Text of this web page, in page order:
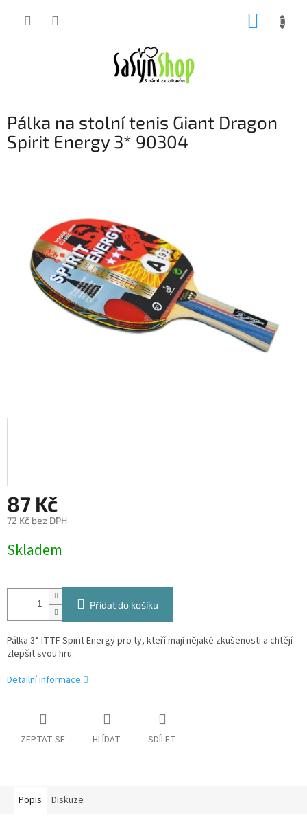
Pálka na stolní tenis Giant Dragon
Spirit Energy 3* 90304
87 Kč
72 Kč bez DPH
cena:
Skladem
Přidat do košíku
Pálka 3* ITTF Spirit Energy pro ty, kteří mají nějaké zkušenosti a chtějí
zlepšit svou hru.
Detailní informace
ZEPTAT SE HLÍDAT SDÍLET
Popis Diskuze